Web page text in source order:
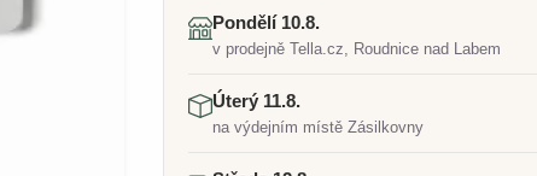
Pondělí 10.8.
v prodejně Tella.cz, Roudnice nad Labem
Úterý 11.8.
na výdejním místě Zásilkovny